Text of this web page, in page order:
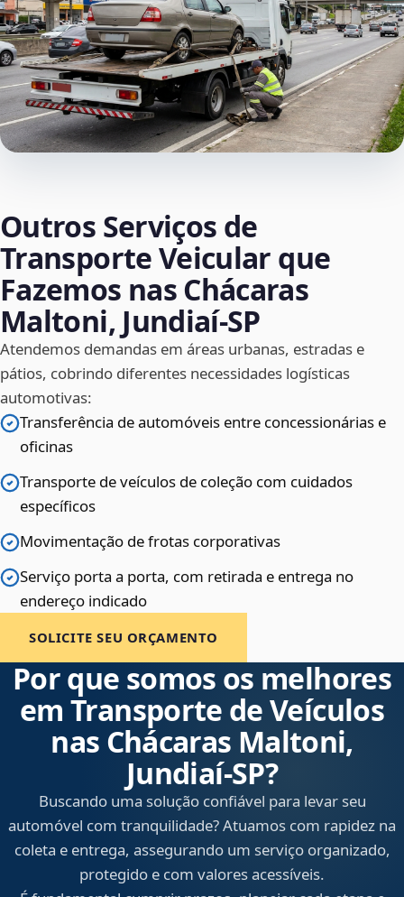
Outros Serviços de
Transporte Veicular que
Fazemos nas Chácaras
Maltoni, Jundiaí‑SP
Atendemos demandas em áreas urbanas, estradas e
pátios, cobrindo diferentes necessidades logísticas
automotivas:
Transferência de automóveis entre concessionárias e
oficinas
Transporte de veículos de coleção com cuidados
específicos
Movimentação de frotas corporativas
Serviço porta a porta, com retirada e entrega no
endereço indicado
SOLICITE SEU ORÇAMENTO
Por que somos os melhores
em Transporte de Veículos
nas Chácaras Maltoni,
Jundiaí‑SP?
Buscando uma solução confiável para levar seu
automóvel com tranquilidade? Atuamos com rapidez na
coleta e entrega, assegurando um serviço organizado,
protegido e com valores acessíveis.